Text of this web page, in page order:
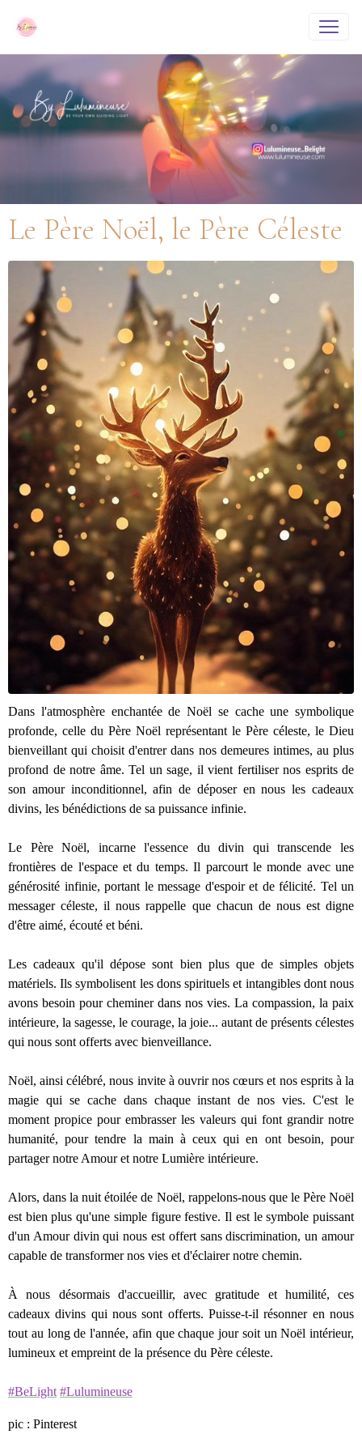
Le Père Noël, le Père Céleste
Dans l'atmosphère enchantée de Noël se cache une symbolique
profonde, celle du Père Noël représentant le Père céleste, le Dieu
bienveillant qui choisit d'entrer dans nos demeures intimes, au plus
profond de notre âme. Tel un sage, il vient fertiliser nos esprits de
son amour inconditionnel, afin de déposer en nous les cadeaux
divins, les bénédictions de sa puissance infinie.
Le Père Noël, incarne l'essence du divin qui transcende les
frontières de l'espace et du temps. Il parcourt le monde avec une
générosité infinie, portant le message d'espoir et de félicité. Tel un
messager céleste, il nous rappelle que chacun de nous est digne
d'être aimé, écouté et béni.
Les cadeaux qu'il dépose sont bien plus que de simples objets
matériels. Ils symbolisent les dons spirituels et intangibles dont nous
avons besoin pour cheminer dans nos vies. La compassion, la paix
intérieure, la sagesse, le courage, la joie... autant de présents célestes
qui nous sont offerts avec bienveillance.
Noël, ainsi célébré, nous invite à ouvrir nos cœurs et nos esprits à la
magie qui se cache dans chaque instant de nos vies. C'est le
moment propice pour embrasser les valeurs qui font grandir notre
humanité, pour tendre la main à ceux qui en ont besoin, pour
partager notre Amour et notre Lumière intérieure.
Alors, dans la nuit étoilée de Noël, rappelons-nous que le Père Noël
est bien plus qu'une simple figure festive. Il est le symbole puissant
d'un Amour divin qui nous est offert sans discrimination, un amour
capable de transformer nos vies et d'éclairer notre chemin.
À nous désormais d'accueillir, avec gratitude et humilité, ces
cadeaux divins qui nous sont offerts. Puisse-t-il résonner en nous
tout au long de l'année, afin que chaque jour soit un Noël intérieur,
lumineux et empreint de la présence du Père céleste.
#BeLight #Lulumineuse
pic : Pinterest